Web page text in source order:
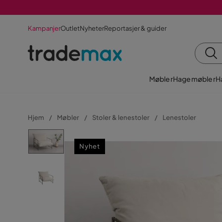
KampanjerOutletNyheterReportasjer & guider
MøblerHagemøbler
Hjem Møbler Stoler & lenestoler Lenestoler
Nyhet